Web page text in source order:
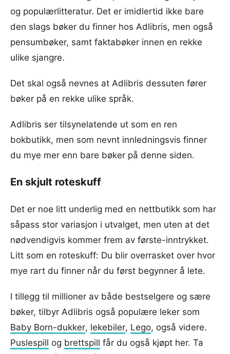
og populærlitteratur. Det er imidlertid ikke bare
den slags bøker du finner hos Adlibris, men også
pensumbøker, samt faktabøker innen en rekke
ulike sjangre.
Det skal også nevnes at Adlibris dessuten fører
bøker på en rekke ulike språk.
Adlibris ser tilsynelatende ut som en ren
bokbutikk, men som nevnt innledningsvis finner
du mye mer enn bare bøker på denne siden.
En skjult roteskuff
Det er noe litt underlig med en nettbutikk som har
såpass stor variasjon i utvalget, men uten at det
nødvendigvis kommer frem av første-inntrykket.
Litt som en roteskuff: Du blir overrasket over hvor
mye rart du finner når du først begynner å lete.
I tillegg til millioner av både bestselgere og sære
bøker, tilbyr Adlibris også populære leker som
Baby Born-dukker, lekebiler, Lego, også videre.
Puslespill og brettspill får du også kjøpt her. Ta